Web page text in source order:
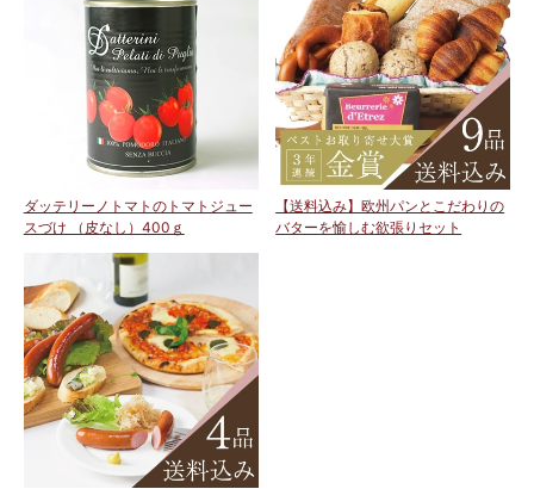
ダッテリーノトマトのトマトジュー
スづけ （皮なし）400ｇ
【送料込み】欧州パンとこだわりの
バターを愉しむ欲張りセット